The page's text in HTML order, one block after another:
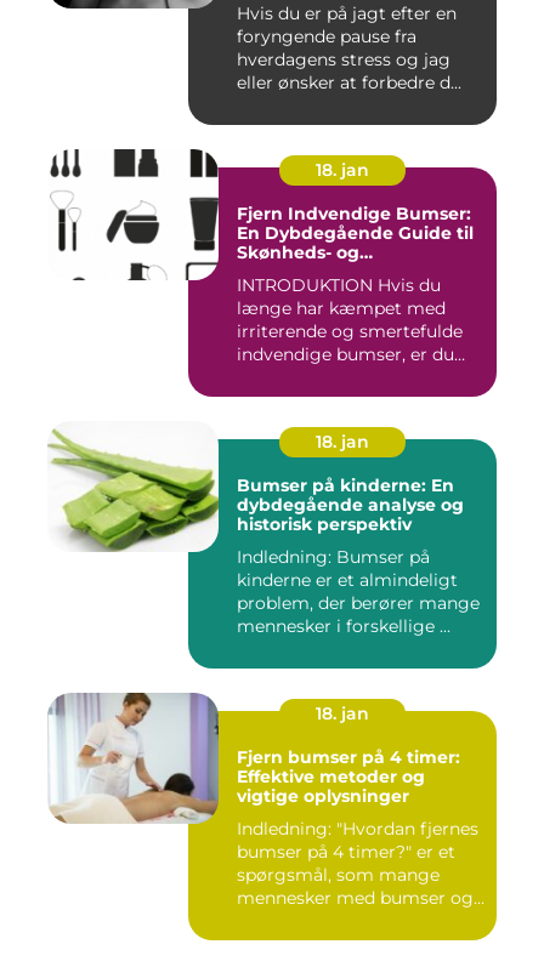
Hvis du er på jagt efter en
foryngende pause fra
hverdagens stress og jag
eller ønsker at forbedre d...
18. jan
Fjern Indvendige Bumser:
En Dybdegående Guide til
Skønheds- og
INTRODUKTION Hvis du
længe har kæmpet med
irriterende og smertefulde
indvendige bumser, er du
18. jan
Bumser på kinderne: En
dybdegående analyse og
historisk perspektiv
Indledning: Bumser på
kinderne er et almindeligt
problem, der berører mange
mennesker i forskellige ...
18. jan
Fjern bumser på 4 timer:
Effektive metoder og
vigtige oplysninger
Indledning: "Hvordan fjernes
bumser på 4 timer?" er et
spørgsmål, som mange
mennesker med bumser og...